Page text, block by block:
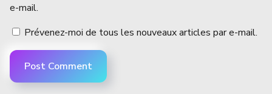
e-mail.
Prévenez-moi de tous les nouveaux articles par e-mail.